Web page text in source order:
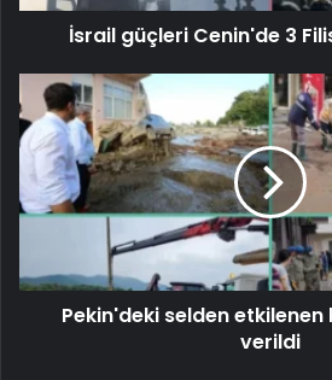
İsrail güçleri Cenin'de 3
Pekin'deki selden
verildi